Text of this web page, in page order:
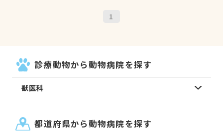
1
診療動物から動物病院を探す
獣医科
都道府県から動物病院を探す